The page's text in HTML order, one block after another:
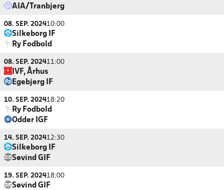
AIA/Tranbjerg
08. SEP. 202410:00
Silkeborg IF
Ry Fodbold
08. SEP. 202411:00
IVF, Århus
Egebjerg IF
10. SEP. 202418:20
Ry Fodbold
Odder IGF
14. SEP. 202412:30
Silkeborg IF
Søvind GIF
19. SEP. 202418:00
Søvind GIF